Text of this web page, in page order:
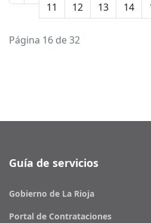
11 12 13 14
Página 16 de 32
Guía de servicios
Gobierno de La Rioja
Portal de Contrataciones